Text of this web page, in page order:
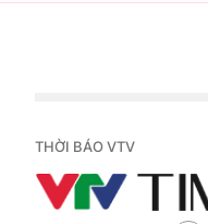
THỜI BÁO VTV